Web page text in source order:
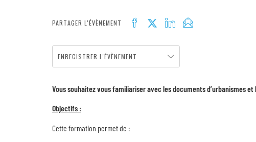
PARTAGER L'ÉVÈNEMENT
ENREGISTRER L'ÉVÈNEMENT
Vous souhaitez vous familiariser avec les documents d’urbanismes
Objectifs :
Cette formation permet de :